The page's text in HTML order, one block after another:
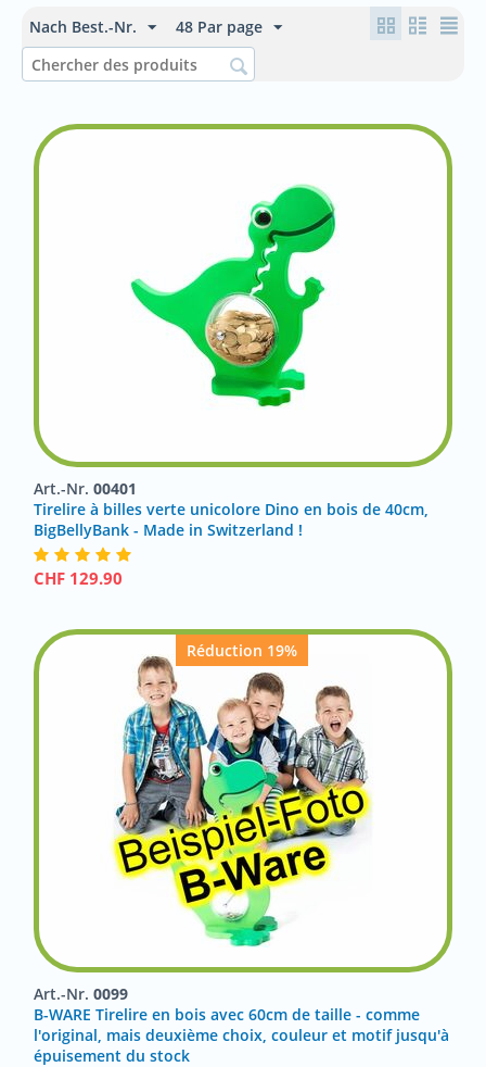
Nach Best.-Nr. 48 Par page
Art.-Nr. 00401
Tirelire à billes verte unicolore Dino en bois de 40cm,
BigBellyBank - Made in Switzerland !
CHF 129.90
Réduction 19%
Art.-Nr. 0099
B-WARE Tirelire en bois avec 60cm de taille - comme
l'original, mais deuxième choix, couleur et motif jusqu'à
épuisement du stock